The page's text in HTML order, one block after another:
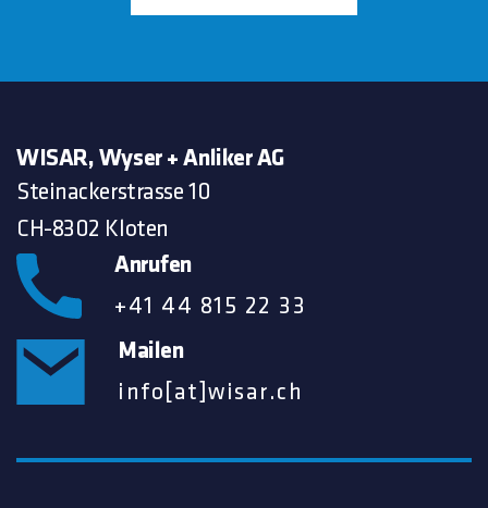
WISAR, Wyser + Anliker AG
Steinackerstrasse 10
CH-8302 Kloten
Anrufen
+41 44 815 22 33
Mailen
info[at]wisar.ch